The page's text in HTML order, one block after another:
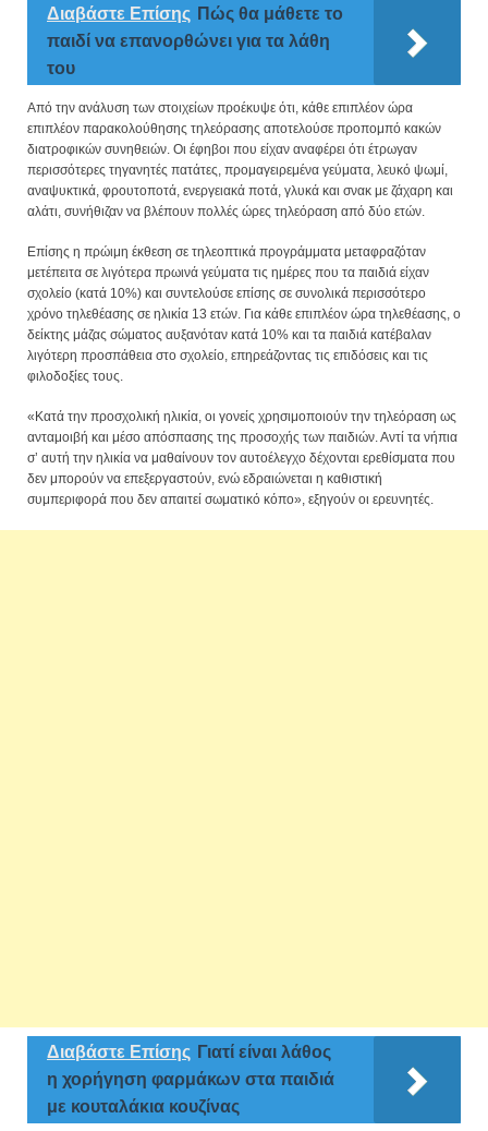
Διαβάστε Επίσης Πώς θα μάθετε το
παιδί να επανορθώνει για τα λάθη
του
Από την ανάλυση των στοιχείων προέκυψε ότι, κάθε επιπλέον ώρα
επιπλέον παρακολούθησης τηλεόρασης αποτελούσε προπομπό κακών
διατροφικών συνηθειών. Οι έφηβοι που είχαν αναφέρει ότι έτρωγαν
περισσότερες τηγανητές πατάτες, προμαγειρεμένα γεύματα, λευκό ψωμί,
αναψυκτικά, φρουτοποτά, ενεργειακά ποτά, γλυκά και σνακ με ζάχαρη και
αλάτι, συνήθιζαν να βλέπουν πολλές ώρες τηλεόραση από δύο ετών.
Επίσης η πρώιμη έκθεση σε τηλεοπτικά προγράμματα μεταφραζόταν
μετέπειτα σε λιγότερα πρωινά γεύματα τις ημέρες που τα παιδιά είχαν
σχολείο (κατά 10%) και συντελούσε επίσης σε συνολικά περισσότερο
χρόνο τηλεθέασης σε ηλικία 13 ετών. Για κάθε επιπλέον ώρα τηλεθέασης, ο
δείκτης μάζας σώματος αυξανόταν κατά 10% και τα παιδιά κατέβαλαν
λιγότερη προσπάθεια στο σχολείο, επηρεάζοντας τις επιδόσεις και τις
φιλοδοξίες τους.
«Κατά την προσχολική ηλικία, οι γονείς χρησιμοποιούν την τηλεόραση ως
ανταμοιβή και μέσο απόσπασης της προσοχής των παιδιών. Αντί τα νήπια
σ’ αυτή την ηλικία να μαθαίνουν τον αυτοέλεγχο δέχονται ερεθίσματα που
δεν μπορούν να επεξεργαστούν, ενώ εδραιώνεται η καθιστική
συμπεριφορά που δεν απαιτεί σωματικό κόπο», εξηγούν οι ερευνητές.
Διαβάστε Επίσης Γιατί είναι λάθος
η χορήγηση φαρμάκων στα παιδιά
με κουταλάκια κουζίνας